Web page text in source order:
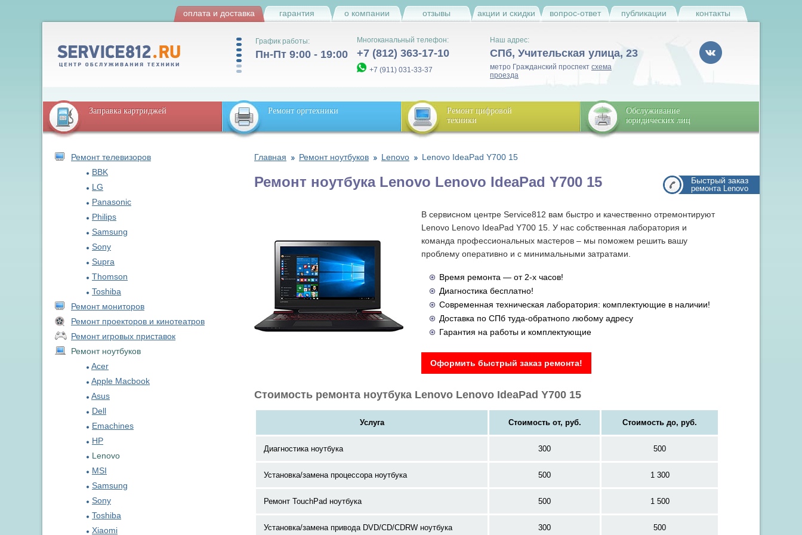
оплата и доставка гарантия о компании отзывы акции и скидки вопрос-ответ публикации контакты
График работы:
Пн-Пт 9:00 - 19:00
Многоканальный телефон:
+7 (812) 363-17-10
+7 (911) 031-33-37
Наш адрес:
СПб, Учительская улица, 23
метро Гражданский проспект схема
проезда
Заправка картриджей Ремонт оргтехники
Ремонт цифровой
техники
Обслуживание
юридических лиц
Ремонт телевизоров
BBK
LG
Panasonic
Philips
Samsung
Sony
Supra
Thomson
Toshiba
Ремонт мониторов
Ремонт проекторов и кинотеатров
Ремонт игровых приставок
Ремонт ноутбуков
Acer
Apple Macbook
Asus
Dell
Emachines
HP
Lenovo
MSI
Samsung
Sony
Toshiba
Xiaomi
Главная Ремонт ноутбуков Lenovo Lenovo IdeaPad Y700 15
Ремонт ноутбука Lenovo Lenovo IdeaPad Y700 15
В сервисном центре Service812 вам быстро и качественно отремонтируют
Lenovo Lenovo IdeaPad Y700 15. У нас собственная лаборатория и
команда профессиональных мастеров – мы поможем решить вашу
проблему оперативно и с минимальными затратами.
Время ремонта — от 2-х часов!
Диагностика бесплатно!
Современная техническая лаборатория: комплектующие в наличии!
Доставка по СПб туда-обратнопо любому адресу
Гарантия на работы и комплектующие
Оформить быстрый заказ ремонта!
Стоимость ремонта ноутбука Lenovo Lenovo IdeaPad Y700 15
Услуга Стоимость от, руб. Стоимость до, руб.
Диагностика ноутбука 300 500
Установка/замена процессора ноутбука 500 1 300
Ремонт TouchPad ноутбука 500 1 500
Установка/замена привода DVD/CD/CDRW ноутбука 300 500
Быстрый заказ
ремонта Lenovo